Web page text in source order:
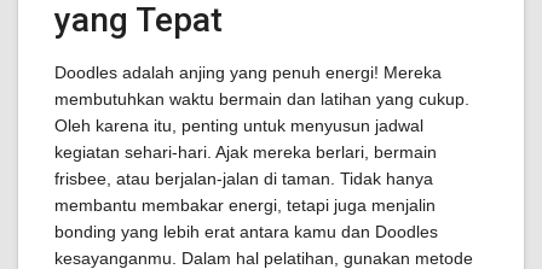
yang Tepat
Doodles adalah anjing yang penuh energi! Mereka
membutuhkan waktu bermain dan latihan yang cukup.
Oleh karena itu, penting untuk menyusun jadwal
kegiatan sehari-hari. Ajak mereka berlari, bermain
frisbee, atau berjalan-jalan di taman. Tidak hanya
membantu membakar energi, tetapi juga menjalin
bonding yang lebih erat antara kamu dan Doodles
kesayanganmu. Dalam hal pelatihan, gunakan metode